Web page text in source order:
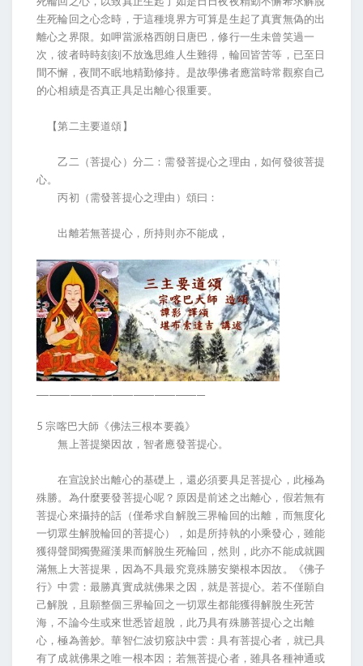
生死輪回之心念時，于這種境界方可算是生起了真實無偽的出
離心之界限。如呷當派格西朗日唐巴，修行一生未曾笑過一
次，彼者時時刻刻不放逸思維人生難得，輪回皆苦等，已至日
間不懈，夜間不眠地精勤修持。是故學佛者應當時常觀察自己
的心相續是否真正具足出離心很重要。
【第二主要道頌】
乙二（菩提心）分二：需發菩提心之理由，如何發彼菩提
心。
丙初（需發菩提心之理由）頌曰：
出離若無菩提心，所持則亦不能成，
5 宗喀巴大師《佛法三根本要義》
無上菩提樂因故，智者應發菩提心。
在宣說於出離心的基礎上，還必須要具足菩提心，此極為
殊勝。為什麼要發菩提心呢？原因是前述之出離心，假若無有
菩提心來攝持的話（僅希求自解脫三界輪回的出離，而無度化
一切眾生解脫輪回的菩提心），如是所持執的小乘發心，雖能
獲得聲聞獨覺羅漢果而解脫生死輪回，然則，此亦不能成就圓
滿無上大菩提果，因為不具最究竟殊勝安樂根本因故。《佛子
行》中雲：最勝真實成就佛果之因，就是菩提心。若不僅願自
己解脫，且願整個三界輪回之一切眾生都能獲得解脫生死苦
海，不論今生或來世悉皆超脫，此乃具有殊勝菩提心之出離
心，極為善妙。華智仁波切竅訣中雲：具有菩提心者，就已具
有了成就佛果之唯一根本因；若無菩提心者，雖具各種神通或